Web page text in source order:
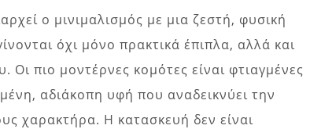
ο μινιμαλισμός με μια ζεστή, φυσική
όχι μόνο πρακτικά έπιπλα, αλλά και
πιο μοντέρνες κομότες είναι φτιαγμένες
αδιάκοπη υφή που αναδεικνύει την
χαρακτήρα. Η κατασκευή δεν είναι